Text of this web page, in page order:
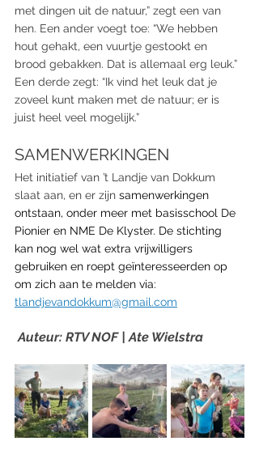
met dingen uit de natuur,” zegt een van
hen. Een ander voegt toe: “We hebben
hout gehakt, een vuurtje gestookt en
brood gebakken. Dat is allemaal erg leuk.”
Een derde zegt: “Ik vind het leuk dat je
zoveel kunt maken met de natuur; er is
juist heel veel mogelijk.”
SAMENWERKINGEN
Het initiatief van ’t Landje van Dokkum
slaat aan, en er zijn samenwerkingen
ontstaan, onder meer met basisschool De
Pionier en NME De Klyster. De stichting
kan nog wel wat extra vrijwilligers
gebruiken en roept geïnteresseerden op
om zich aan te melden via:
tlandjevandokkum@gmail.com
Auteur: RTV NOF | Ate Wielstra